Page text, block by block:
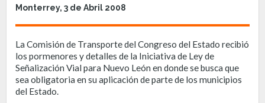
Monterrey, 3 de Abril 2008
La Comisión de Transporte del Congreso del Estado recibió
los pormenores y detalles de la Iniciativa de Ley de
Señalización Vial para Nuevo León en donde se busca que
sea obligatoria en su aplicación de parte de los municipios
del Estado.